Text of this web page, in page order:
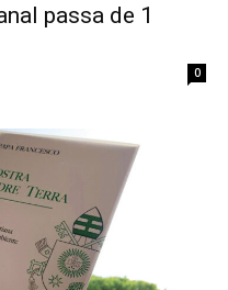
passa de 1
0